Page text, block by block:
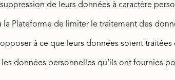
de leurs données à caractère
Plateforme de limiter le traitement des
à ce que leurs données soient
données personnelles qu’ils ont fournies